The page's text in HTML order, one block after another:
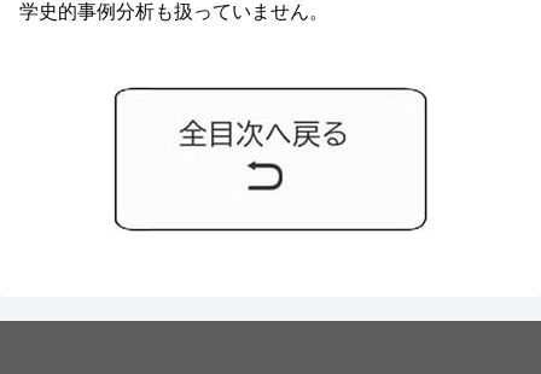
学史的事例分析も扱っていません。